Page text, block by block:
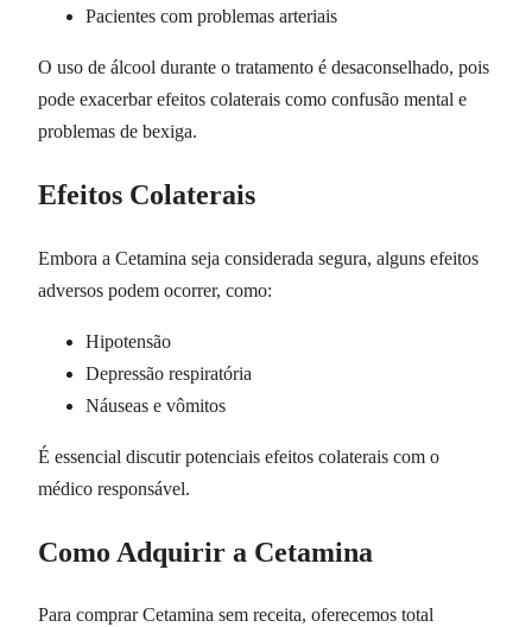
Pacientes com problemas arteriais
O uso de álcool durante o tratamento é desaconselhado, pois
pode exacerbar efeitos colaterais como confusão mental e
problemas de bexiga.
Efeitos Colaterais
Embora a Cetamina seja considerada segura, alguns efeitos
adversos podem ocorrer, como:
Hipotensão
Depressão respiratória
Náuseas e vômitos
É essencial discutir potenciais efeitos colaterais com o
médico responsável.
Como Adquirir a Cetamina
Para comprar Cetamina sem receita, oferecemos total